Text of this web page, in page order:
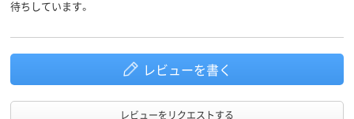
待ちしています。
レビューを書く
レビューをリクエストする